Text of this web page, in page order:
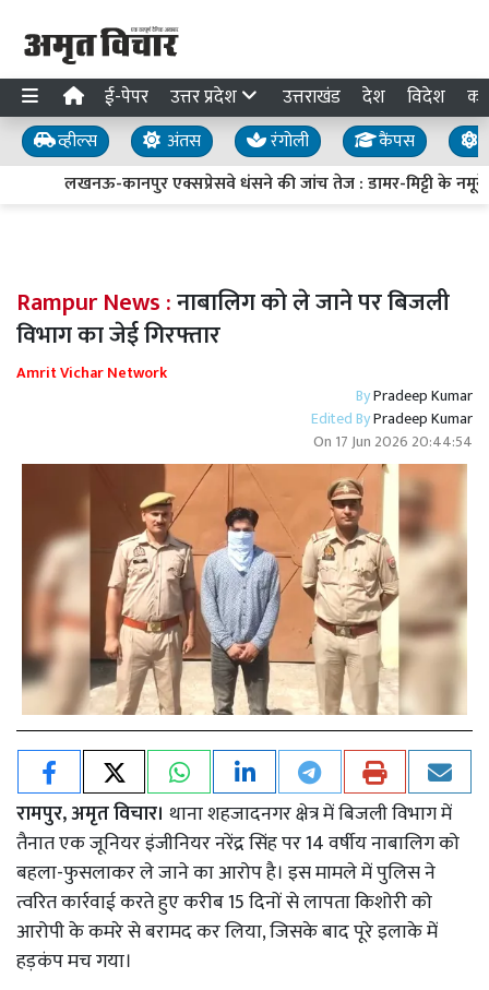
ई-पेपर उत्तर प्रदेश उत्तराखंड देश विदेश
व्हील्स अंतस रंगोली कैंपस
लखनऊ-कानपुर एक्सप्रेसवे धंसने की जांच तेज : डामर-मिट्टी के नमूने
Rampur News :नाबालिग को ले जाने पर बिजली
विभाग का जेई गिरफ्तार
Amrit Vichar Network
ByPradeep Kumar
Edited ByPradeep Kumar
On 17 Jun 2026 20:44:54
रामपुर, अमृत विचार। थाना शहजादनगर क्षेत्र में बिजली विभाग में
तैनात एक जूनियर इंजीनियर नरेंद्र सिंह पर 14 वर्षीय नाबालिग को
बहला-फुसलाकर ले जाने का आरोप है। इस मामले में पुलिस ने
त्वरित कार्रवाई करते हुए करीब 15 दिनों से लापता किशोरी को
आरोपी के कमरे से बरामद कर लिया, जिसके बाद पूरे इलाके में
हड़कंप मच गया।